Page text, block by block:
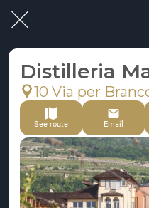
Distilleria
10 Via per
See route Email